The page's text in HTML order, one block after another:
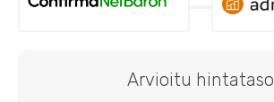
Arvioitu hintataso